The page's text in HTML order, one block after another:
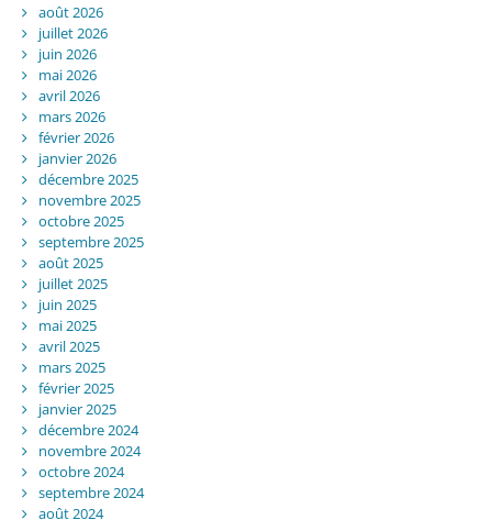
août 2026
juillet 2026
juin 2026
mai 2026
avril 2026
mars 2026
février 2026
janvier 2026
décembre 2025
novembre 2025
octobre 2025
septembre 2025
août 2025
juillet 2025
juin 2025
mai 2025
avril 2025
mars 2025
février 2025
janvier 2025
décembre 2024
novembre 2024
octobre 2024
septembre 2024
août 2024